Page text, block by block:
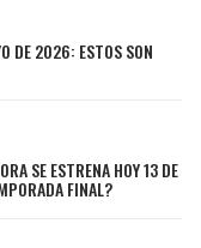
DE 2026: ESTOS SON
SE ESTRENA HOY 13 DE
FINAL?